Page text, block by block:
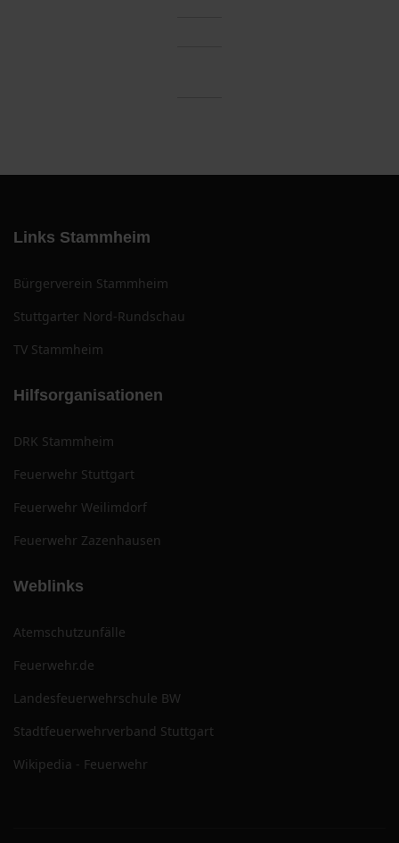
Links Stammheim
Bürgerverein Stammheim
Stuttgarter Nord-Rundschau
TV Stammheim
Hilfsorganisationen
DRK Stammheim
Feuerwehr Stuttgart
Feuerwehr Weilimdorf
Feuerwehr Zazenhausen
Weblinks
Atemschutzunfälle
Feuerwehr.de
Landesfeuerwehrschule BW
Stadtfeuerwehrverband Stuttgart
Wikipedia - Feuerwehr